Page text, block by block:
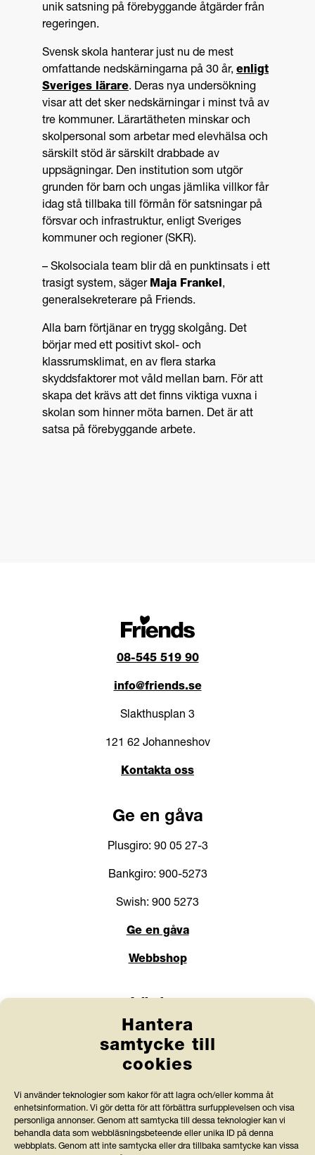
Hantera
samtycke till
cookies
Vi använder teknologier som kakor för att lagra och/eller komma åt
enhetsinformation. Vi gör detta för att förbättra surfupplevelsen och visa
personliga annonser. Genom att samtycka till dessa teknologier kan vi
behandla data som webbläsningsbeteende eller unika ID på denna
webbplats. Genom att inte samtycka eller dra tillbaka samtycke kan vissa
unik satsning på förebyggande åtgärder från
regeringen.
Svensk skola hanterar just nu de mest
omfattande nedskärningarna på 30 år, enligt
Sveriges lärare. Deras nya undersökning
visar att det sker nedskärningar i minst två av
tre kommuner. Lärartätheten minskar och
skolpersonal som arbetar med elevhälsa och
särskilt stöd är särskilt drabbade av
uppsägningar. Den institution som utgör
grunden för barn och ungas jämlika villkor får
idag stå tillbaka till förmån för satsningar på
försvar och infrastruktur, enligt Sveriges
kommuner och regioner (SKR).
– Skolsociala team blir då en punktinsats i ett
trasigt system, säger Maja Frankel,
generalsekreterare på Friends.
Alla barn förtjänar en trygg skolgång. Det
börjar med ett positivt skol- och
klassrumsklimat, en av flera starka
skyddsfaktorer mot våld mellan barn. För att
skapa det krävs att det finns viktiga vuxna i
skolan som hinner möta barnen. Det är att
satsa på förebyggande arbete.
08-545 519 90
info@friends.se
Slakthusplan 3
121 62 Johanneshov
Kontakta oss
Ge en gåva
Plusgiro: 90 05 27-3
Bankgiro: 900-5273
Swish: 900 5273
Ge en gåva
Webbshop
Anlita Friends
Jobba hos oss
Prenumerera på nyhetsbrev
Press och rapporter
Styrdokument och köpvillkor